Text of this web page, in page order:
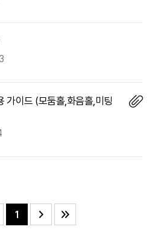
가이드 (모둠홀,화음홀,미팅
1